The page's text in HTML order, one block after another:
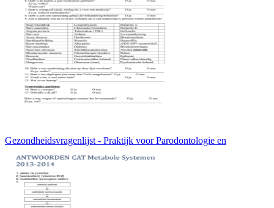
Gezondheidsvragenlijst - Praktijk voor Parodontologie en